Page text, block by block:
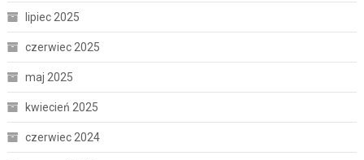
lipiec 2025
czerwiec 2025
maj 2025
kwiecień 2025
czerwiec 2024